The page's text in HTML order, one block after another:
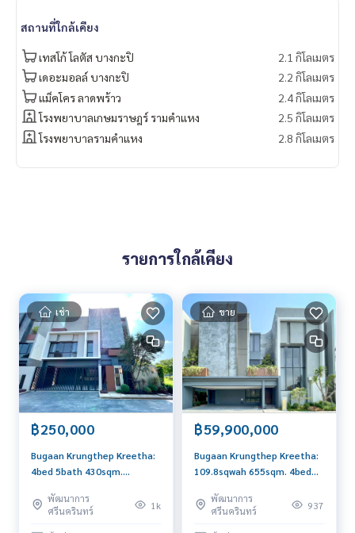
#houseforsellnearwellingtoncollege
สถานที่ใกล้เคียง
เทสโก้ โลตัส บางกะปิ
2.1 กิโลเมตร
เดอะมอลล์ บางกะปิ
2.2 กิโลเมตร
แม็คโคร ลาดพร้าว
2.4 กิโลเมตร
โรงพยาบาลเกษมราษฎร์ รามคำแหง
2.5 กิโลเมตร
โรงพยาบาลรามคำแหง
2.8 กิโลเมตร
รายการใกล้เคียง
เช่า
฿250,000
Bugaan Krungthep Kreetha:
4bed 5bath 430sqm.
0656199198
พัฒนาการ
ศรีนครินทร์
1k
ขาย
฿59,900,000
Bugaan Krungthep Kreetha:
109.8sqwah 655sqm. 4bed
0656199198
พัฒนาการ
ศรีนครินทร์
937